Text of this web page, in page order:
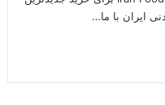
ایران با ما…